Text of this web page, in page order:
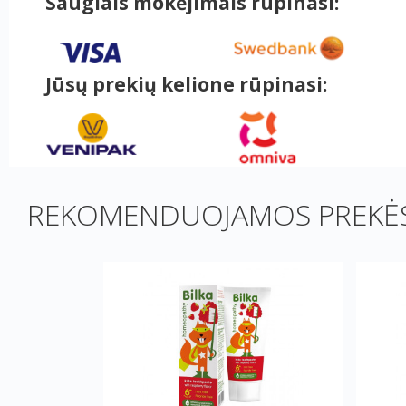
Jūsų prekių kelione rūpinasi:
REKOMENDUOJAMOS